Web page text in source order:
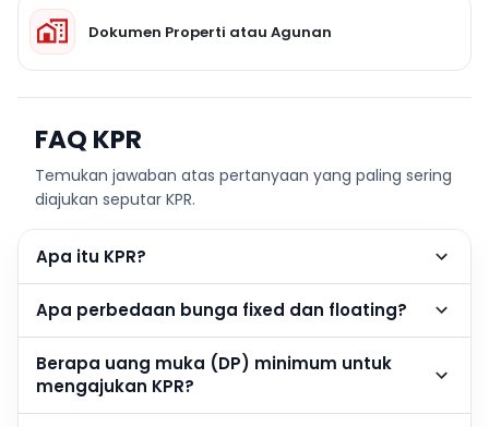
Dokumen Properti atau Agunan
FAQ KPR
Temukan jawaban atas pertanyaan yang paling sering
diajukan seputar KPR.
Apa itu KPR?
Apa perbedaan bunga fixed dan floating?
Berapa uang muka (DP) minimum untuk
mengajukan KPR?